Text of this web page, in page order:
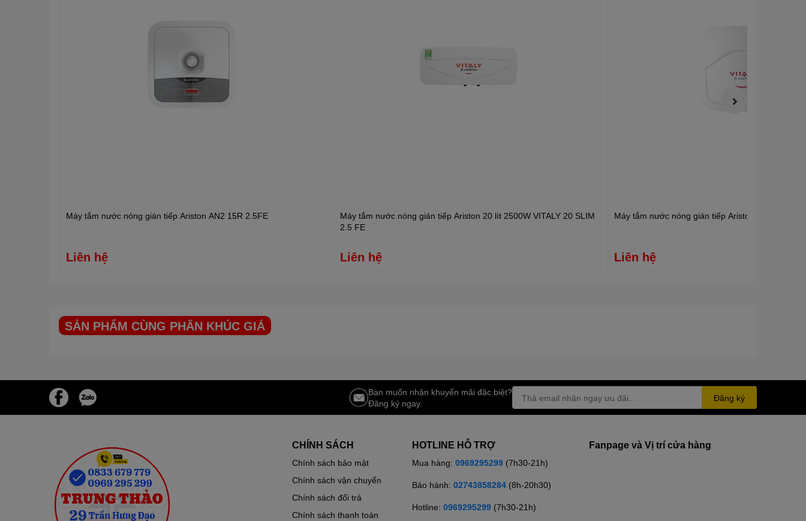
Máy tắm nước nóng gián tiếp Ariston AN2 15R 2.5FE
Liên hệ
Máy tắm nước nóng gián tiếp Ariston 20 lít 2500W VITALY 20 SLIM
2.5 FE
Liên hệ
Máy tắm nước nóng gián tiếp Ariston VITALY 15
Liên hệ
SẢN PHẨM CÙNG PHÂN KHÚC GIÁ
Bạn muốn nhận khuyến mãi đặc biệt?
Đăng ký ngay.
Đăng ký
CHÍNH SÁCH
Chính sách bảo mật
Chính sách vận chuyển
Chính sách đổi trả
Chính sách thanh toán
HOTLINE HỖ TRỢ
Mua hàng: 0969295299 (7h30-21h)
Bảo hành: 02743858284 (8h-20h30)
Hotline: 0969295299 (7h30-21h)
Fanpage và Vị trí cửa hàng